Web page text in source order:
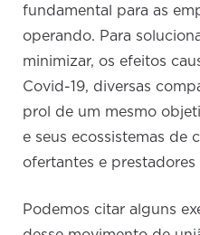
fundamental para as
operando. Para
minimizar, os efeitos
Covid-19, diversas
prol de um mesmo
e seus ecossistemas de
ofertantes e prestadores
Podemos citar alguns